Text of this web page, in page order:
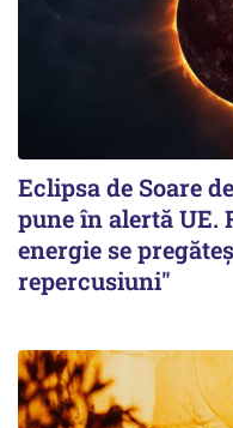
Eclipsa de Soare
pune în alertă UE.
energie se
repercusiuni"